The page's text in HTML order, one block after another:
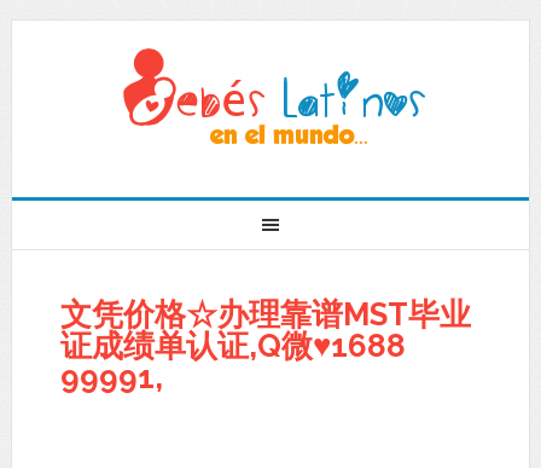
文凭价格☆办理靠谱MST毕业
证成绩单认证,Q微♥1688
99991,